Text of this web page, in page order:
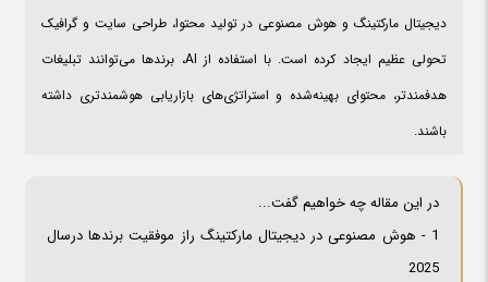
دیجیتال مارکتینگ و هوش مصنوعی در تولید محتوا، طراحی سایت و گرافیک
تحولی عظیم ایجاد کرده است. با استفاده از AI، برندها می‌توانند تبلیغات
هدفمندتر، محتوای بهینه‌شده و استراتژی‌های بازاریابی هوشمندتری داشته
باشند.
در این مقاله چه خواهیم گفت...
1 - هوش مصنوعی در دیجیتال مارکتینگ راز موفقیت برندها درسال
2025